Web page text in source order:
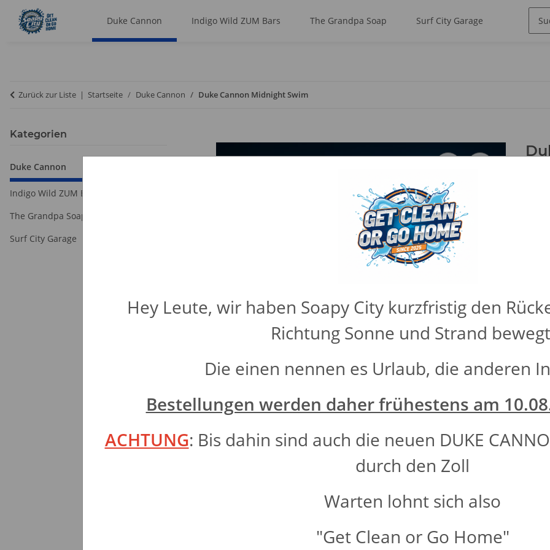
Duke Cannon Indigo Wild ZUM Bars The Grandpa Soap Surf City Garage
Zurück zur Liste Startseite Duke Cannon Duke Cannon Midnight Swim
Ein
das,
weitere Registerkarten anzeigen
Bewertungen Benachrichtigen, wenn
Kategorien
Duke Cannon
Indigo Wild ZUM Bars
The Grandpa Soap
Surf City Garage
Hey Leute, wir haben Soapy City kurzfristig den
Richtung Sonne und Strand
Die einen nennen es Urlaub, die anderen
Bestellungen werden daher frühestens am
ACHTUNG: Bis dahin sind auch die neuen DUKE
durch den Zoll
Warten lohnt sich also
"Get Clean or Go Home"